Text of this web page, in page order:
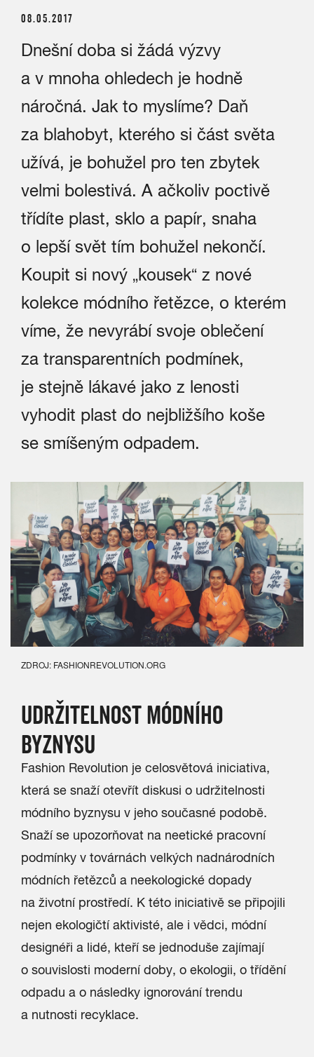
08.05.2017
Dnešní doba si žádá výzvy
a v mnoha ohledech je hodně
náročná. Jak to myslíme? Daň
za blahobyt, kterého si část světa
užívá, je bohužel pro ten zbytek
velmi bolestivá. A ačkoliv poctivě
třídíte plast, sklo a papír, snaha
o lepší svět tím bohužel nekončí.
Koupit si nový „kousek“ z nové
kolekce módního řetězce, o kterém
víme, že nevyrábí svoje oblečení
za transparentních podmínek,
je stejně lákavé jako z lenosti
vyhodit plast do nejbližšího koše
se smíšeným odpadem.
ZDROJ: FASHIONREVOLUTION.ORG
UDRŽITELNOST MÓDNÍHO
BYZNYSU
Fashion Revolution je celosvětová iniciativa,
která se snaží otevřít diskusi o udržitelnosti
módního byznysu v jeho současné podobě.
Snaží se upozorňovat na neetické pracovní
podmínky v továrnách velkých nadnárodních
módních řetězců a neekologické dopady
na životní prostředí. K této iniciativě se připojili
nejen ekologičtí aktivisté, ale i vědci, módní
designéři a lidé, kteří se jednoduše zajímají
o souvislosti moderní doby, o ekologii, o třídění
odpadu a o následky ignorování trendu
a nutnosti recyklace.